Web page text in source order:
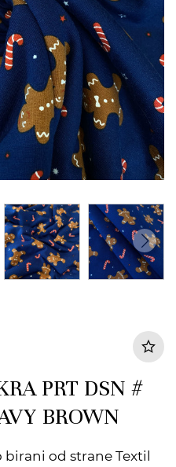
PRT DSN #
BROWN
od strane Textil